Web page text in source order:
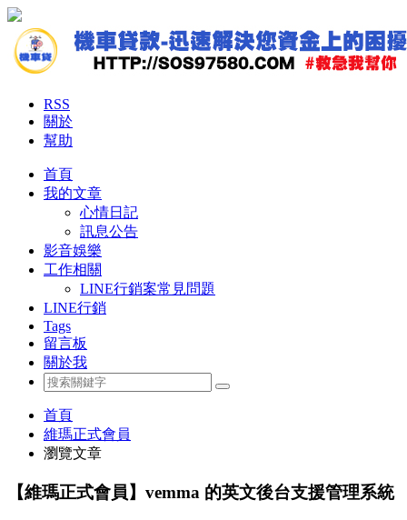
RSS
關於
幫助
首頁
我的文章
心情日記
訊息公告
影音娛樂
工作相關
LINE行銷案常見問題
LINE行銷
Tags
留言板
關於我
首頁
維瑪正式會員
瀏覽文章
【維瑪正式會員】vemma 的英文後台支援管理系統